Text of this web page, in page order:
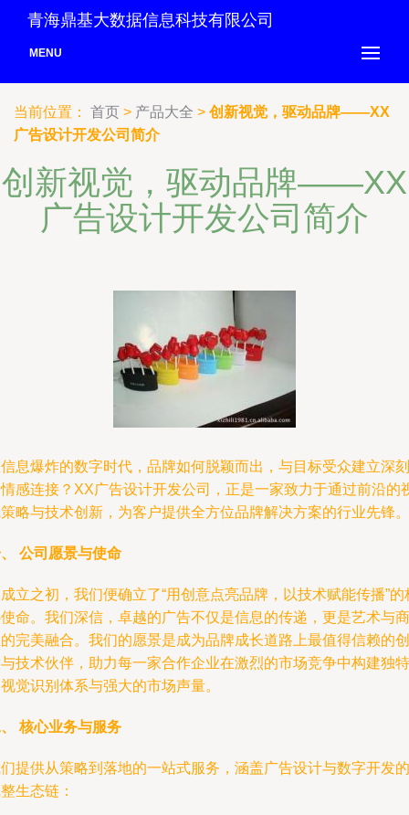
青海鼎基大数据信息科技有限公司
MENU
当前位置： 首页 > 产品大全 > 创新视觉，驱动品牌——XX
广告设计开发公司简介
创新视觉，驱动品牌——XX
广告设计开发公司简介
息爆炸的数字时代，品牌如何脱颖而出，与目标受众建立深刻
感连接？XX广告设计开发公司，正是一家致力于通过前沿的
略与技术创新，为客户提供全方位品牌解决方案的行业先锋。
公司愿景与使命
立之初，我们便确立了“用创意点亮品牌，以技术赋能传播”的
命。我们深信，卓越的广告不仅是信息的传递，更是艺术与商
完美融合。我们的愿景是成为品牌成长道路上最值得信赖的创
技术伙伴，助力每一家合作企业在激烈的市场竞争中构建独特
觉识别体系与强大的市场声量。
核心业务与服务
提供从策略到落地的一站式服务，涵盖广告设计与数字开发的
生态链：